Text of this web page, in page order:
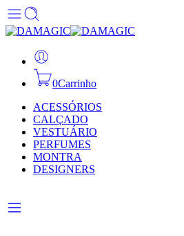
0Carrinho
ACESSÓRIOS
CALÇADO
VESTUÁRIO
PERFUMES
MONTRA
DESIGNERS